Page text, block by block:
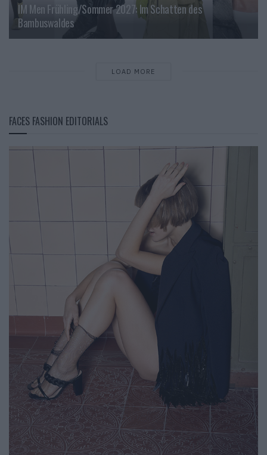
IM Men Frühling/Sommer 2027: Im Schatten des
Bambuswaldes
LOAD MORE
FACES FASHION EDITORIALS